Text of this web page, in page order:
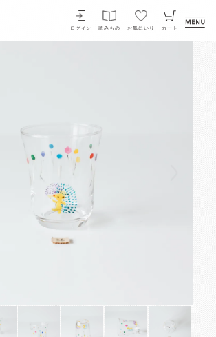
ログイン 読みもの お気にいり カート